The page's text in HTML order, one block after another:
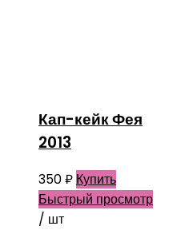
Кап-кейк Фея
2013
350₽ Купить
Быстрый просмотр
/ шт